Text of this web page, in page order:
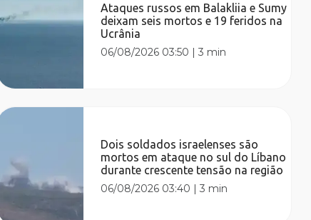
Ataques russos em Balakliia e Sumy
deixam seis mortos e 19 feridos na
Ucrânia
06/08/2026 03:50 |3 min
Dois soldados israelenses são
mortos em ataque no sul do Líbano
durante crescente tensão na região
06/08/2026 03:40 |3 min